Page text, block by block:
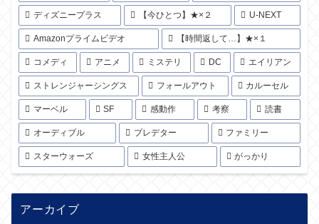
ディズニープラス 【今ひとつ】★×２ U-NEXT
Amazonプライムビデオ 【時間返して…】★×１
コメディ アニメ ミステリ DC エイリアン
ストレンジャーシングス フォールアウト カルーセル
マーベル SF 感動作 考察 読書
オーディブル プレデター ファミリー
スターウォーズ 女性主人公 がっかり
アーカイブ